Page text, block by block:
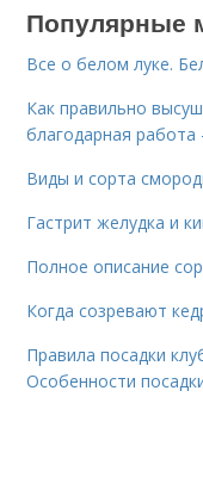
Популярные
Все о белом луке.
Как правильно
благодарная
Виды и сорта
Гастрит желудка и
Полное описание
Когда созревают
Правила посадки
Особенности